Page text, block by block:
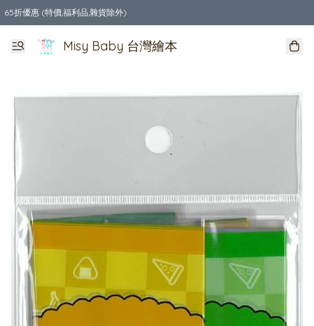
65折優惠 (特價,福利品,雜貨除外)
全店購物滿$550，免運費
Misy Baby 台灣繪本